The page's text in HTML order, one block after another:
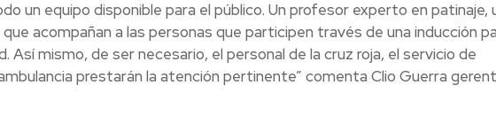
un equipo disponible para el público. Un profesor experto en patinaje,
acompañan a las personas que participen través de una inducción
Así mismo, de ser necesario, el personal de la cruz roja, el servicio de
prestarán la atención pertinente” comenta Clio Guerra